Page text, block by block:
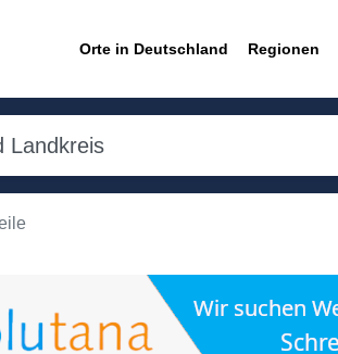
Orte in Deutschland Regionen